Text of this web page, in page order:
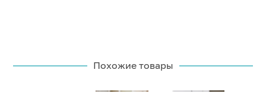
Похожие товары